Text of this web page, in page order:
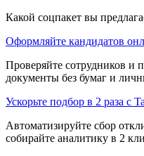
Какой соцпакет вы
Оформляйте кандидатов
Проверяйте сотрудников и
документы без бумаг и
Ускорьте подбор в 2 раза с
Автоматизируйте сбор
собирайте аналитику в 2